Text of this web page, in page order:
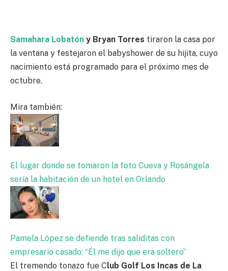
Samahara Lobatón y Bryan Torres tiraron la casa por
la ventana y festejaron el babyshower de su hijita, cuyo
nacimiento está programado para el próximo mes de
octubre.
Mira también:
El lugar donde se tomaron la foto Cueva y Rosángela
sería la habitación de un hotel en Orlando
Pamela López se defiende tras saliditas con
empresario casado: “Él me dijo que era soltero”
El tremendo tonazo fue Club Golf Los Incas de La